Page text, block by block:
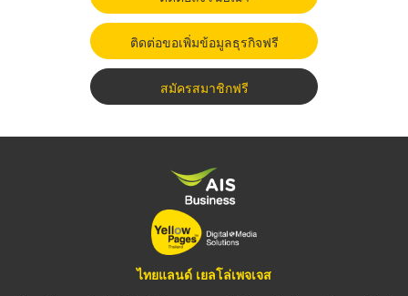
ติดต่อขอเพิ่มข้อมูลธุรกิจฟรี
สมัครสมาชิกฟรี
ไทยแลนด์ เยลโล่เพจเจส